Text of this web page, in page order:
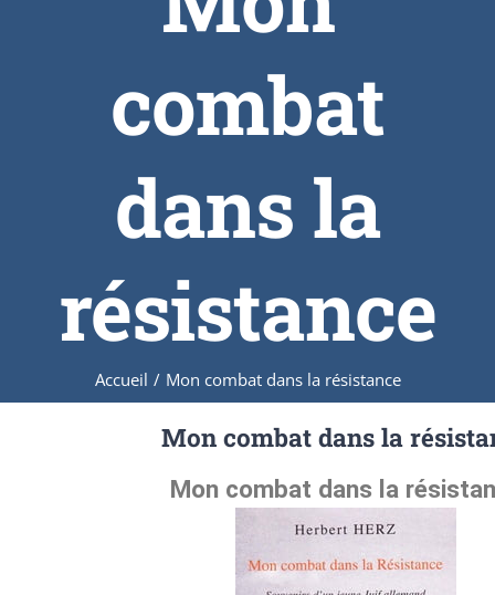
combat
dans la
résistance
Accueil / Mon combat dans la résistance
Mon combat dans la
Mon combat dans la